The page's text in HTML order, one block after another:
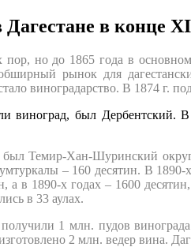
Дагестане в конце
но до 1865 года в
рынок для
виноградарство. В 1874 г.
виноград, был Дербентский.
был Темир-Хан-Шуринский
– 160 десятин. В
а в 1890-х годах – 1600
в 33 аулах.
1 млн. пудов
2 млн. ведер вина.